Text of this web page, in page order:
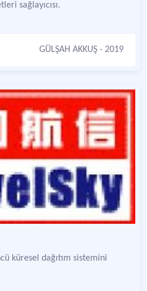
sağlayıcısı.
GÜLŞAH AKKUŞ - 2019
küresel dağıtım sistemini